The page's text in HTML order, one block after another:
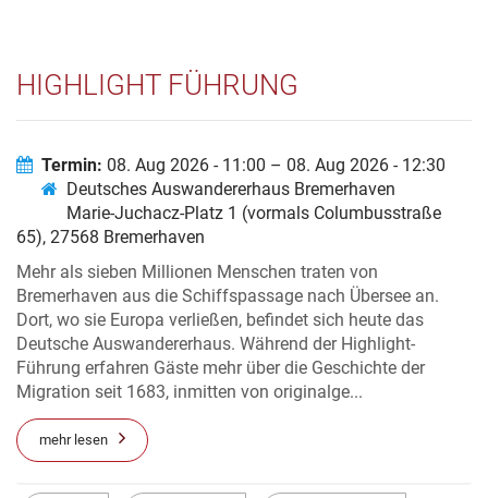
HIGHLIGHT FÜHRUNG
Termin: 08. Aug 2026 - 11:00 – 08. Aug 2026 - 12:30
Deutsches Auswandererhaus Bremerhaven
Marie-Juchacz-Platz 1 (vormals Columbusstraße
65), 27568 Bremerhaven
Mehr als sieben Millionen Menschen traten von
Bremerhaven aus die Schiffspassage nach Übersee an.
Dort, wo sie Europa verließen, befindet sich heute das
Deutsche Auswandererhaus. Während der Highlight-
Führung erfahren Gäste mehr über die Geschichte der
Migration seit 1683, inmitten von originalge...
mehr lesen